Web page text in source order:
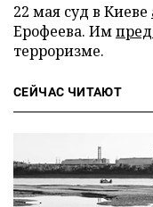
22 мая суд в Киеве
Ерофеева. Им
терроризме.
СЕЙЧАС ЧИТАЮТ